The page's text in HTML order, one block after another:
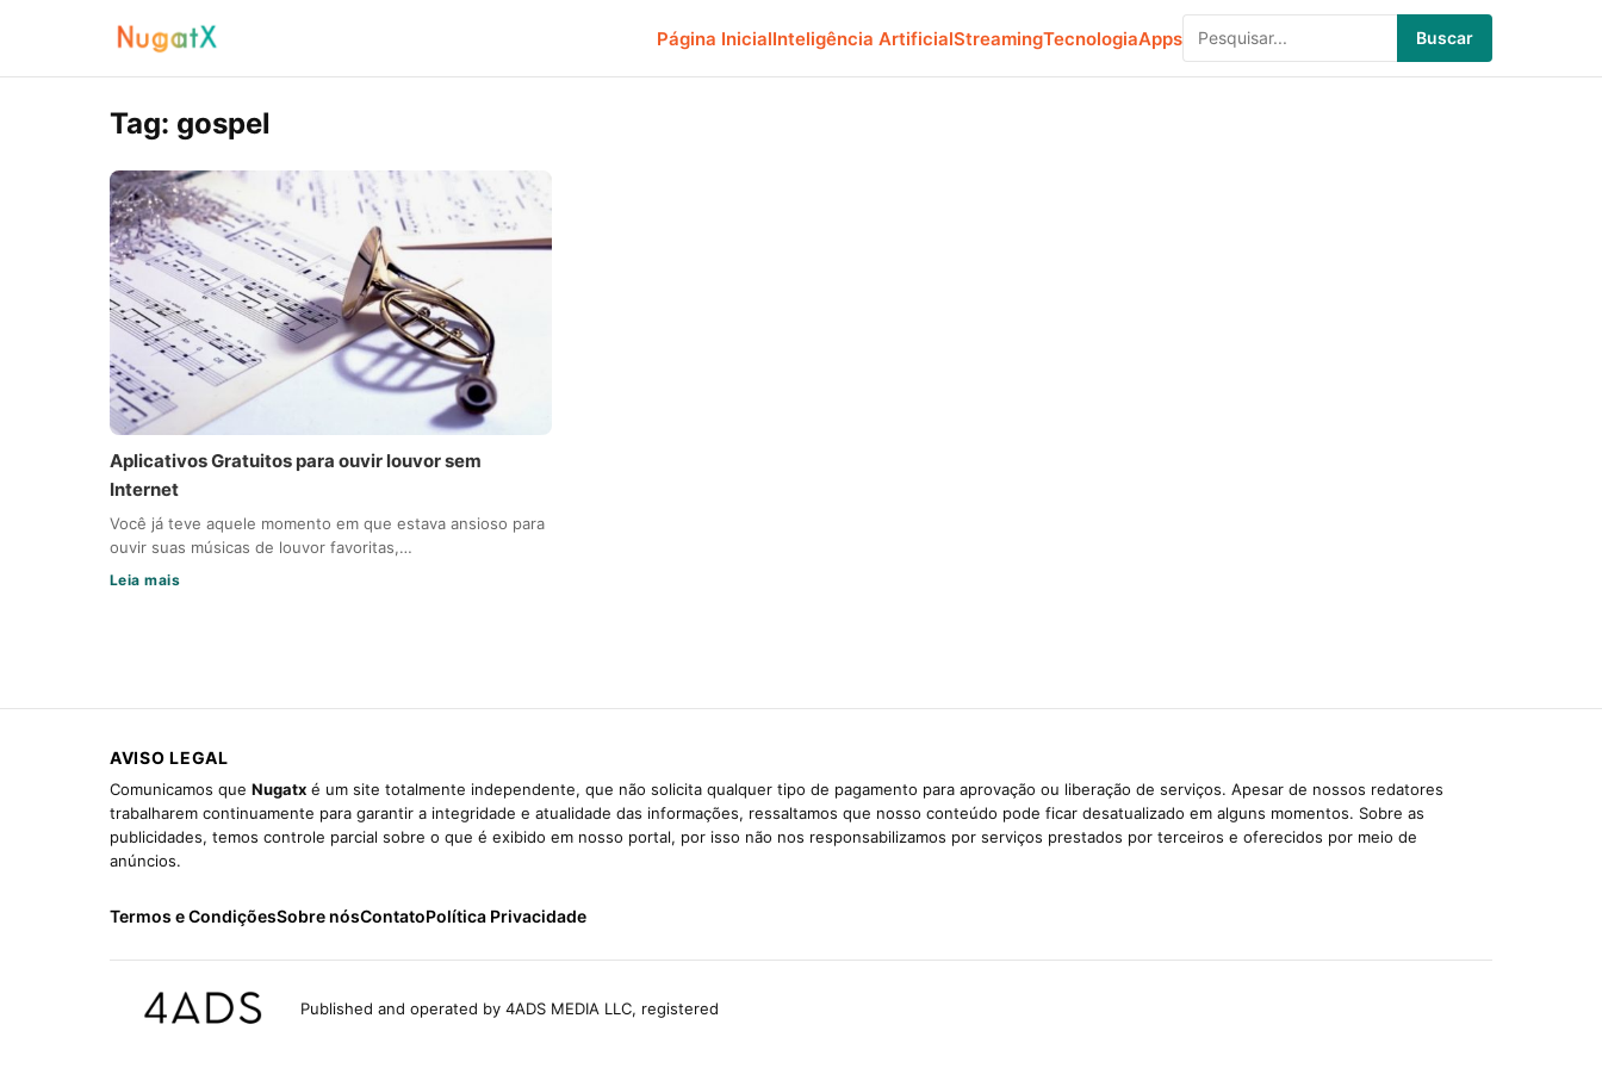
Página InicialInteligência ArtificialStreamingTecnologiaApps Buscar
Tag: gospel
Aplicativos Gratuitos para ouvir louvor sem
Internet
Você já teve aquele momento em que estava ansioso para
ouvir suas músicas de louvor favoritas,…
Leia mais
AVISO LEGAL
Comunicamos que Nugatx é um site totalmente independente, que não solicita qualquer tipo de pagamento para aprovação ou liberação de serviços. Apesar de nossos redatores
trabalharem continuamente para garantir a integridade e atualidade das informações, ressaltamos que nosso conteúdo pode ficar desatualizado em alguns momentos. Sobre as
publicidades, temos controle parcial sobre o que é exibido em nosso portal, por isso não nos responsabilizamos por serviços prestados por terceiros e oferecidos por meio de
anúncios.
Termos e CondiçõesSobre nósContatoPolítica Privacidade
Published and operated by 4ADS MEDIA LLC, registered